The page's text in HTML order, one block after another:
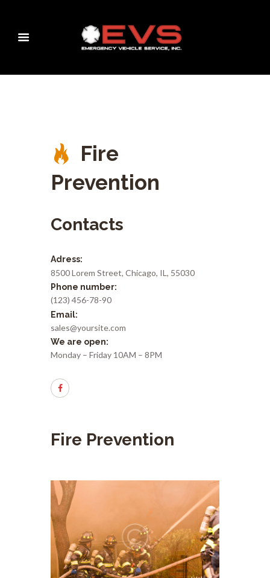
Fire
Prevention
Contacts
Adress:
8500 Lorem Street, Chicago, IL, 55030
Phone number:
(123) 456-78-90
Email:
sales@yoursite.com
We are open:
Monday – Friday 10AM – 8PM
Fire Prevention